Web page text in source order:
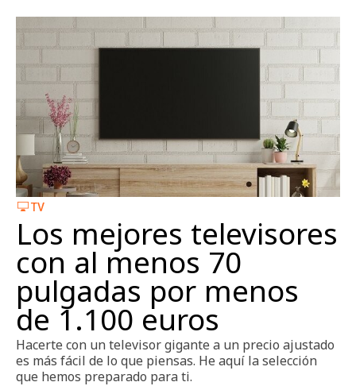
TV
Los mejores televisores
con al menos 70
pulgadas por menos
de 1.100 euros
Hacerte con un televisor gigante a un precio ajustado
es más fácil de lo que piensas. He aquí la selección
que hemos preparado para ti.